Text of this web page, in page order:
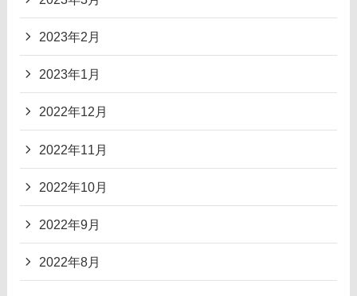
2023年2月
2023年1月
2022年12月
2022年11月
2022年10月
2022年9月
2022年8月